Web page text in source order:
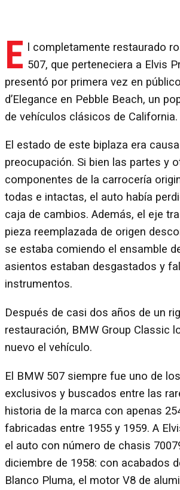
E
l completamente restaurado
507, que perteneciera a Elvis
presentó por primera vez en
d’Elegance en Pebble Beach, un
de vehículos clásicos de California.
El estado de este biplaza era
preocupación. Si bien las partes y
componentes de la carrocería
todas e intactas, el auto había
caja de cambios. Además, el eje
pieza reemplazada de origen
se estaba comiendo el ensamble
asientos estaban desgastados y
instrumentos.
Después de casi dos años de un
restauración, BMW Group Classic
nuevo el vehículo.
El BMW 507 siempre fue uno de
exclusivos y buscados entre las
historia de la marca con apenas
fabricadas entre 1955 y 1959. A
el auto con número de chasis
diciembre de 1958: con acabados
Blanco Pluma, el motor V8 de